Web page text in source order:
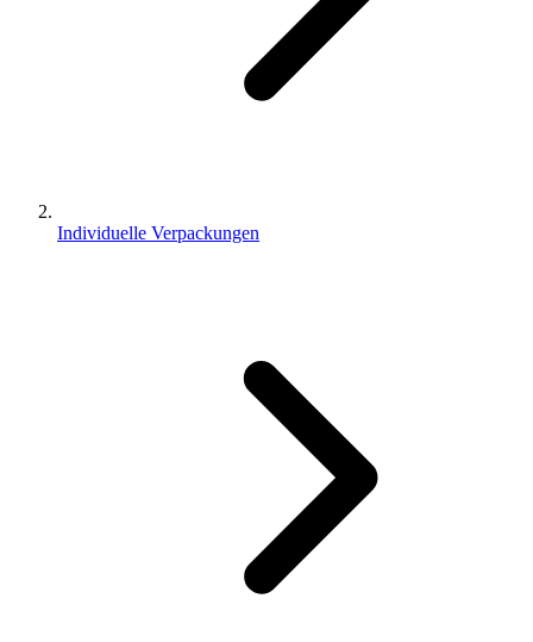
Individuelle Verpackungen